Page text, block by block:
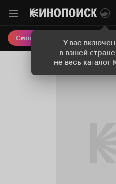
У вас включен
в вашей
не весь каталог
Смотреть кино